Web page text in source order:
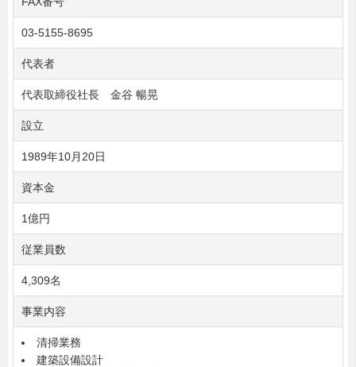
03-5155-8695
代表者
代表取締役社長 金谷 暢晃
設立
1989年10月20日
資本金
1億円
従業員数
4,309名
事業内容
清掃業務
建築設備設計